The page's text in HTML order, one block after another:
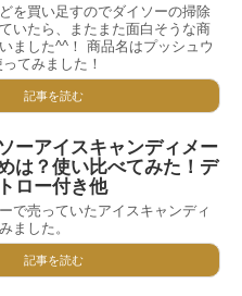
を買い足すのでダイソーの掃除
いたら、またまた面白そうな商
ました^^！ 商品名はプッシュウ
てみました！
記事を読む
ーアイスキャンディメー
は？使い比べてみた！デ
ロー付き他
で売っていたアイスキャンディ
ました。
記事を読む